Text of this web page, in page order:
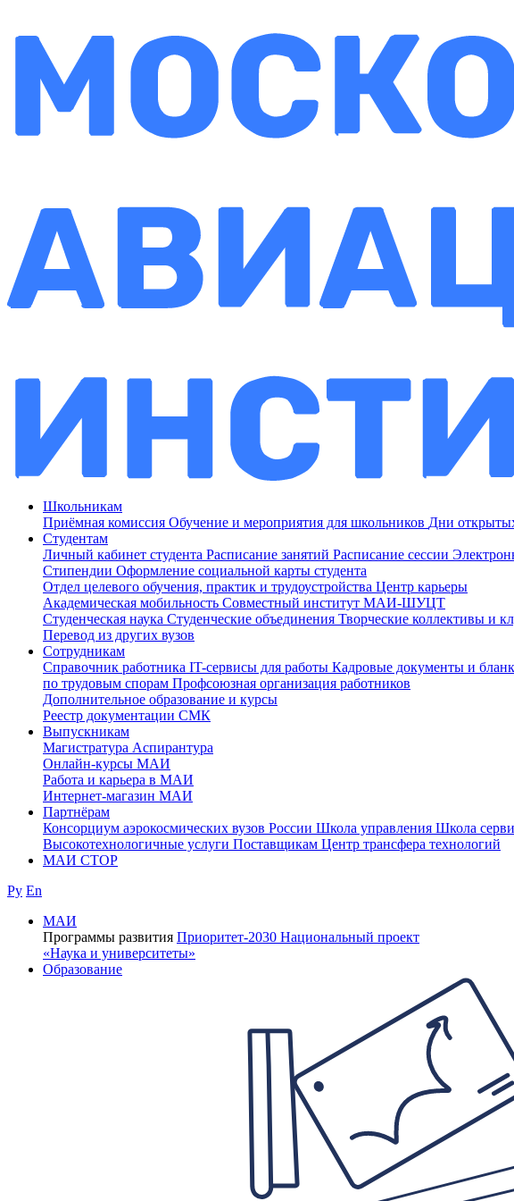
Школьникам
Приёмная комиссия Обучение и мероприятия для школьников Дни
Студентам
Личный кабинет студента Расписание занятий Расписание сессии
Стипендии Оформление социальной карты студента
Отдел целевого обучения, практик и трудоустройства Центр карьеры
Академическая мобильность Совместный институт МАИ-ШУЦТ
Студенческая наука Студенческие объединения Творческие коллективы и
Перевод из других вузов
Сотрудникам
Cправочник работника IT-сервисы для работы Кадровые документы и
по трудовым спорам Профсоюзная организация работников
Дополнительное образование и курсы
Реестр документации СМК
Выпускникам
Магистратура Аспирантура
Онлайн-курсы МАИ
Работа и карьера в МАИ
Интернет-магазин МАИ
Партнёрам
Консорциум аэрокосмических вузов России Школа управления Школа
Высокотехнологичные услуги Поставщикам Центр трансфера технологий
МАИ СТОР
Ру En
МАИ
Программы развития Приоритет-2030 Национальный проект
«Наука и университеты»
Образование